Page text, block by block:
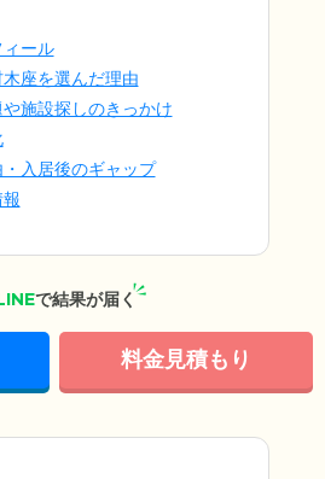
ール
座を選んだ理由
施設探しのきっかけ
入居後のギャップ
で結果が届く
料金見積もり